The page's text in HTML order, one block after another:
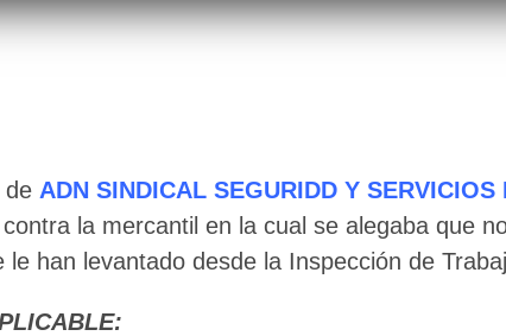
de ADN SINDICAL SEGURIDD Y SERVICIOS
la mercantil en la cual se alegaba que
le han levantado desde la Inspección de